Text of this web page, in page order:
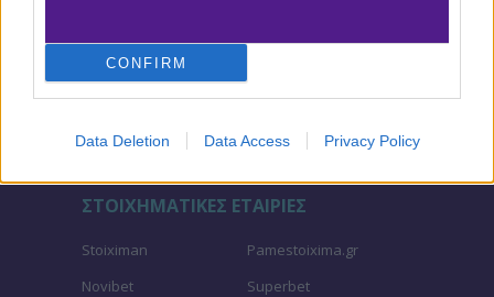
CONFIRM
Data Deletion Data Access Privacy Policy
Τζίροι στοιχήματος
Θεωρία στοιχήματος
ΣΤΟΙΧΗΜΑΤΙΚΕΣ ΕΤΑΙΡΙΕΣ
Stoiximan
Pamestoixima.gr
Novibet
Superbet